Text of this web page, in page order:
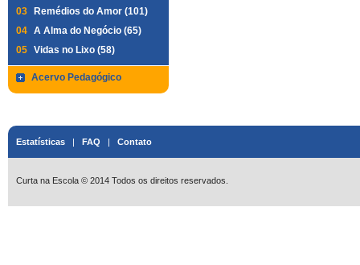
03
Remédios do Amor (101)
04 A Alma do Negócio (65)
05 Vidas no Lixo (58)
Acervo Pedagógico
Estatísticas | FAQ | Contato
Curta na Escola © 2014 Todos os direitos reservados.